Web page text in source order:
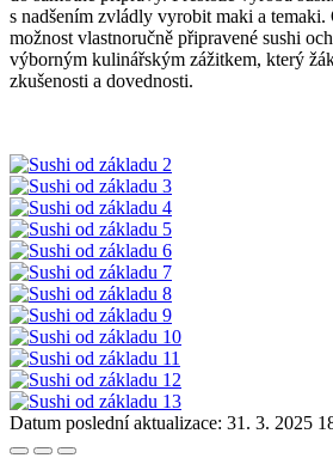
s nadšením zvládly vyrobit maki a
možnost vlastnoručně připravené sushi
výborným kulinářským zážitkem, který
zkušenosti a dovednosti.
Mgr. Petra
Datum poslední aktualizace: 31. 3. 2025